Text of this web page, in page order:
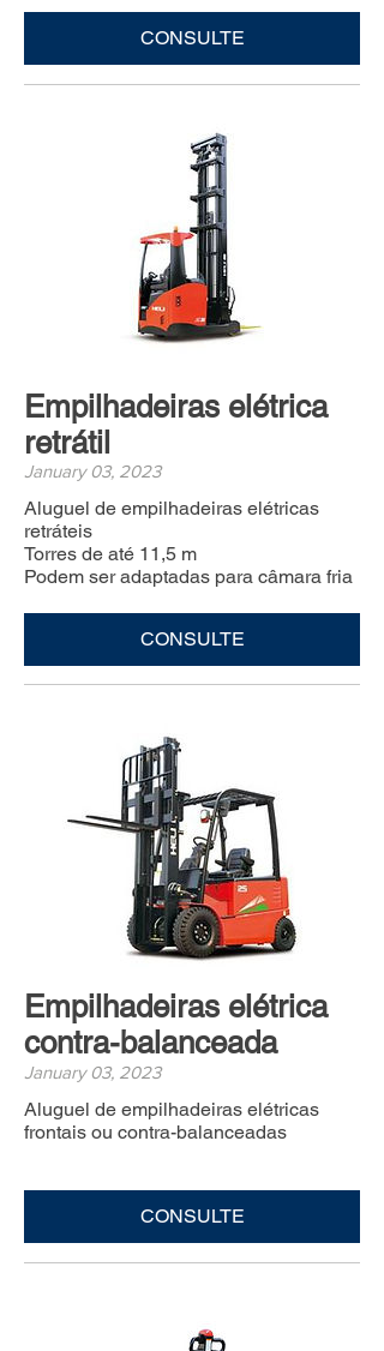
CONSULTE
Empilhadeiras elétrica
retrátil
January 03, 2023
Aluguel de empilhadeiras elétricas
retráteis
Torres de até 11,5 m
Podem ser adaptadas para câmara fria
CONSULTE
Empilhadeiras elétrica
contra-balanceada
January 03, 2023
Aluguel de empilhadeiras elétricas
frontais ou contra-balanceadas
CONSULTE